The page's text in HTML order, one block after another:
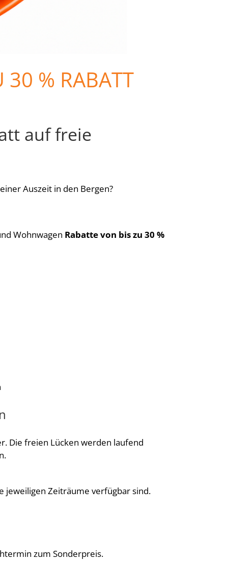
30 % RABATT
auf freie
Auszeit in den Bergen?
Wohnwagen Rabatte von bis zu 30 %
Die freien Lücken werden laufend
jeweiligen Zeiträume verfügbar sind.
zum Sonderpreis.